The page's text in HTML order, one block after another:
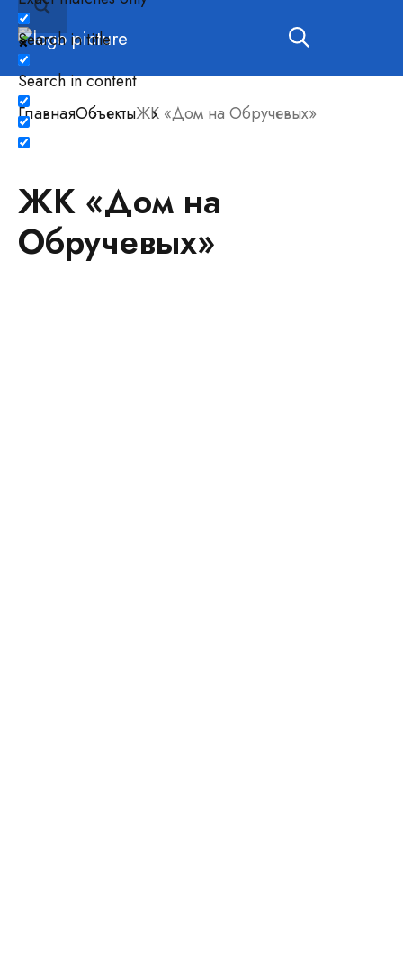
Search in title
Search in content
ГлавнаяОбъектыЖК «Дом на Обручевых»
ЖК «Дом на
Обручевых»